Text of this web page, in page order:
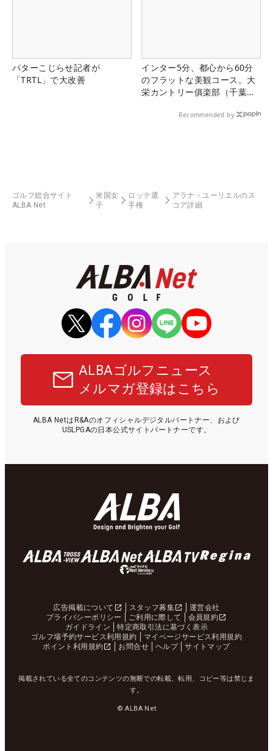
パターこじらせ記者が
「TRTL」で大改善
インター5分、都心から60分
のフラットな美観コース。大
栄カントリー俱楽部（千葉
Recommended by
ゴルフ総合サイト
ALBA Net
米国女
子
ロッテ選
手権
アラナ・ユーリエルのス
コア詳細
ALBAゴルフニュース
メルマガ登録はこちら
ALBA NetはR&Aのオフィシャルデジタルパートナー、および
USLPGAの日本公式サイトパートナーです。
広告掲載について スタッフ募集
運営会社
プライバシーポリシー
ご利用に際して
会員規約
ガイドライン
特定商取引法に基づく表示
ゴルフ場予約サービス利用規約
マイページサービス利用規約
ポイント利用規約
お問合せ ヘルプ サイトマップ
掲載されている全てのコンテンツの無断での転載、転用、コピー等は禁じま
す。
© ALBA Net